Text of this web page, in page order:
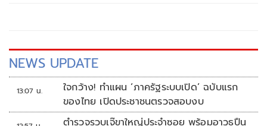
NEWS UPDATE
13:07 น.
ใจกว้าง! ทำแผน ‘ภาครัฐระบบเปิด’ ฉบับแรก
ของไทย เปิดประชาชนตรวจสอบงบ
ตำรวจรวบเจ๊ขาใหญ่ประจำซอย พร้อมอาวุธปืน